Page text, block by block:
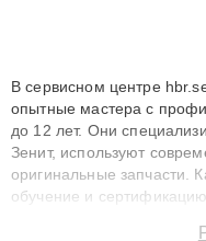
В сервисном центре
опытные мастера с
до 12 лет. Они
Зенит, используют
оригинальные запчасти.
обучение и